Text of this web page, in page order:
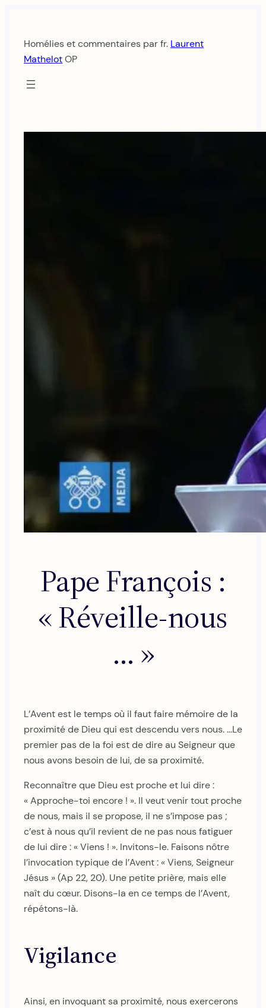
contenu
Homélies et commentaires par fr. Laurent
MathelotOP
Pape François :
« Réveille-nous
… »
L’Avent est le temps où il faut faire mémoire de la
proximité de Dieu qui est descendu vers nous. …Le
premier pas de la foi est de dire au Seigneur que
nous avons besoin de lui, de sa proximité.
Reconnaître que Dieu est proche et lui dire :
« Approche-toi encore ! ». Il veut venir tout proche
de nous, mais il se propose, il ne s’impose pas ;
c’est à nous qu’il revient de ne pas nous fatiguer
de lui dire : « Viens ! ». Invitons-le. Faisons nôtre
l’invocation typique de l’Avent : « Viens, Seigneur
Jésus » (Ap 22, 20). Une petite prière, mais elle
naît du cœur. Disons-la en ce temps de l’Avent,
répétons-là.
Vigilance
Ainsi, en invoquant sa proximité, nous exercerons